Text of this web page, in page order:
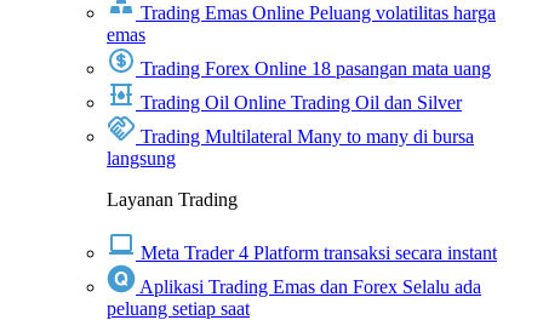
Trading Emas Online Peluang volatilitas harga
emas
Trading Forex Online 18 pasangan mata uang
Trading Oil Online Trading Oil dan Silver
Trading Multilateral Many to many di bursa
langsung
Layanan Trading
Meta Trader 4 Platform transaksi secara instant
Aplikasi Trading Emas dan Forex Selalu ada
peluang setiap saat